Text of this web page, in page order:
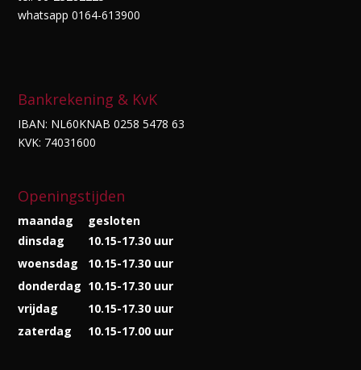
whatsapp 0164-613900
Bankrekening & KvK
IBAN: NL60KNAB 0258 5478 63
KVK: 74031600
Openingstijden
maandag
gesloten
dinsdag
10.15-17.30 uur
woensdag
10.15-17.30 uur
donderdag 10.15-17.30 uur
vrijdag
10.15-17.30 uur
zaterdag
10.15-17.00 uur